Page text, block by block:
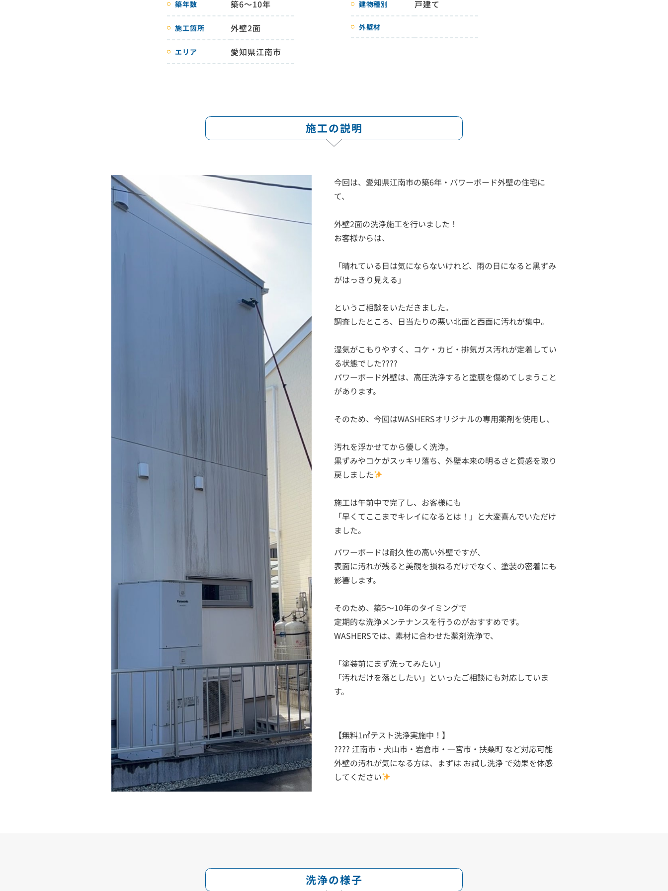
築年数 築6～10年 建物種別 戸建て
施工箇所 外壁2面 外壁材
エリア 愛知県江南市
施工の説明
今回は、愛知県江南市の築6年・パワーボード外壁の住宅に
て、
外壁2面の洗浄施工を行いました！
お客様からは、
「晴れている日は気にならないけれど、雨の日になると黒ずみ
がはっきり見える」
というご相談をいただきました。
調査したところ、日当たりの悪い北面と西面に汚れが集中。
湿気がこもりやすく、コケ・カビ・排気ガス汚れが定着してい
る状態でした????
パワーボード外壁は、高圧洗浄すると塗膜を傷めてしまうこと
があります。
そのため、今回はWASHERSオリジナルの専用薬剤を使用し、
汚れを浮かせてから優しく洗浄。
黒ずみやコケがスッキリ落ち、外壁本来の明るさと質感を取り
戻しました
施工は午前中で完了し、お客様にも
「早くてここまでキレイになるとは！」と大変喜んでいただけ
ました。
パワーボードは耐久性の高い外壁ですが、
表面に汚れが残ると美観を損ねるだけでなく、塗装の密着にも
影響します。
そのため、築5〜10年のタイミングで
定期的な洗浄メンテナンスを行うのがおすすめです。
WASHERSでは、素材に合わせた薬剤洗浄で、
「塗装前にまず洗ってみたい」
「汚れだけを落としたい」といったご相談にも対応していま
す。
【無料1㎡テスト洗浄実施中！】
???? 江南市・犬山市・岩倉市・一宮市・扶桑町 など対応可能
外壁の汚れが気になる方は、まずは お試し洗浄 で効果を体感
してください
洗浄の様子